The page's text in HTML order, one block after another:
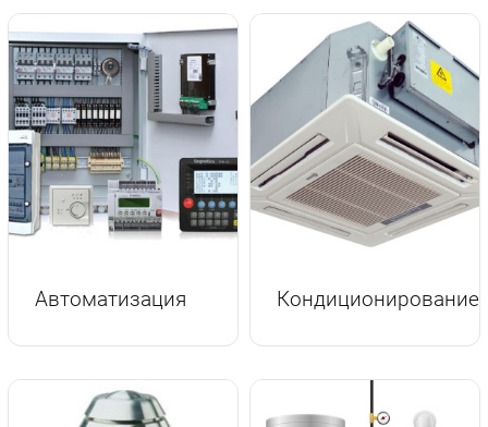
Автоматизация Кондиционирование